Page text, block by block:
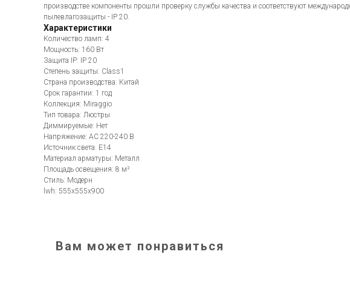
производстве компоненты прошли проверку службы качества и соответствуют
пылевлагозащиты - IP 20.
Характеристики
Количество ламп: 4
Мощность: 160 Вт
Защита IP: IP 20
Степень защиты: Class1
Страна производства: Китай
Срок гарантии: 1 год
Коллекция: Miraggio
Тип товара: Люстры
Диммируемые: Нет
Напряжение: AC 220-240 В
Источник света: E14
Материал арматуры: Металл
Площадь освещения: 8 м²
Стиль: Модерн
lwh: 555x555x900
Вам может понравиться